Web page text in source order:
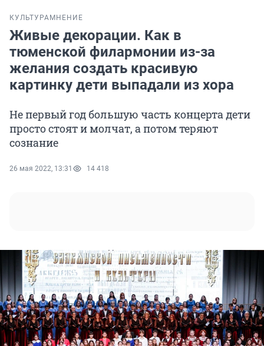
КУЛЬТУРА МНЕНИЕ
Живые декорации. Как в
тюменской филармонии из-за
желания создать красивую
картинку дети выпадали из хора
Не первый год большую часть концерта дети
просто стоят и молчат, а потом теряют
сознание
26 мая 2022, 13:31 14 418